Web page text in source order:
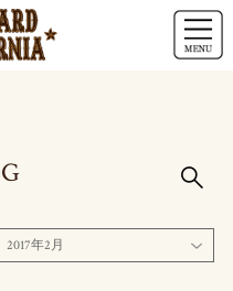
2017年2月